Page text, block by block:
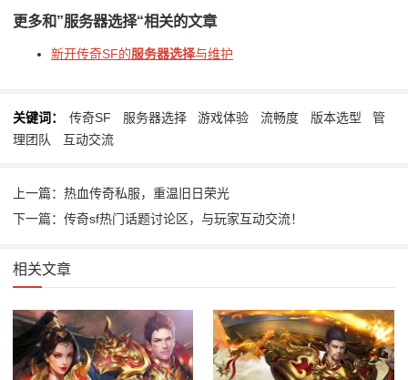
更多和”服务器选择“相关的文章
新开传奇SF的服务器选择与维护
关键词： 传奇SF 服务器选择 游戏体验 流畅度 版本选型
管
理团队
互动交流
上一篇：热血传奇私服，重温旧日荣光
下一篇：传奇sf热门话题讨论区，与玩家互动交流！
相关文章